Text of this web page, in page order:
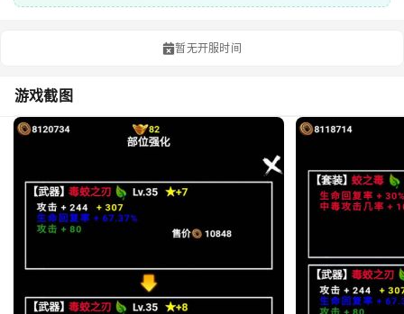
暂无开服时间
游戏截图